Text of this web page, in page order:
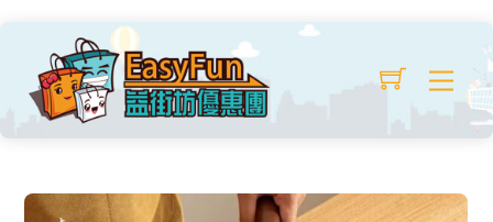
content
日本卡拉里極鐵煎鍋
40.00 Original
price
$27.99Current
price
/ 個